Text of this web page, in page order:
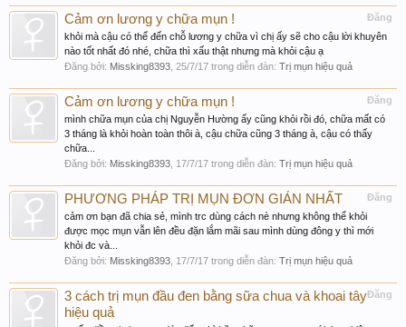
Đăng
Cảm ơn lương y chữa mụn !
khỏi mà cậu có thể đến chỗ lương y chữa vì chị ấy sẽ cho cậu lời khuyên
nào tốt nhất đó nhé, chữa thì xấu thật nhưng mà khỏi cậu ạ
Đăng bởi: Missking8393 25/7/17 trong diễn đàn: Trị mụn hiệu quả
Đăng
Cảm ơn lương y chữa mụn !
mình chữa mụn của chị Nguyễn Hường ấy cũng khỏi rồi đó, chữa mất có
3 tháng là khỏi hoàn toàn thôi à, cậu chữa cũng 3 tháng à, cậu có thấy
chữa...
Đăng bởi: Missking8393 17/7/17 trong diễn đàn: Trị mụn hiệu quả
Đăng
PHƯƠNG PHÁP TRỊ MỤN ĐƠN GIẢN NHẤT
cảm ơn bạn đã chia sẻ, mình trc dùng cách nè nhưng không thể khỏi
được mọc mụn vẫn lên đều đặn lắm mãi sau mình dùng đông y thì mới
khỏi đc và...
Đăng bởi: Missking8393 17/7/17 trong diễn đàn: Trị mụn hiệu quả
Đăng
3 cách trị mụn đầu đen bằng sữa chua và khoai tây
hiệu quả